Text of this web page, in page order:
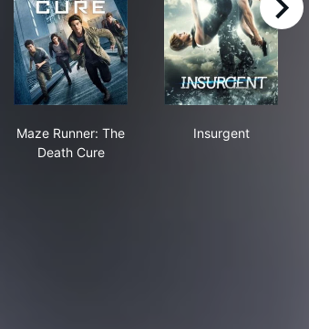
Maze Runner: The
Death Cure
Insurgent
right